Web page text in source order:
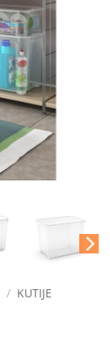
/ KUTIJE